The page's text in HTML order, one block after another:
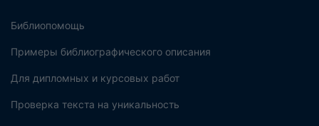
Библиопомощь
Примеры библиографического описания
Для дипломных и курсовых работ
Проверка текста на уникальность